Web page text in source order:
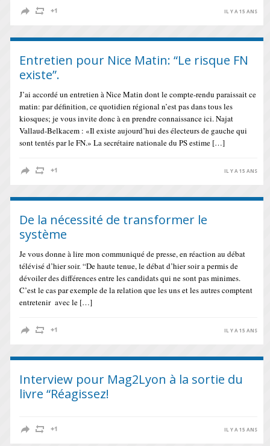
IL Y A 15 ANS
Entretien pour Nice Matin: “Le risque FN
existe”.
J’ai accordé un entretien à Nice Matin dont le compte-rendu paraissait ce
matin: par définition, ce quotidien régional n’est pas dans tous les
kiosques; je vous invite donc à en prendre connaissance ici. Najat
Vallaud-Belkacem : «Il existe aujourd’hui des électeurs de gauche qui
sont tentés par le FN.» La secrétaire nationale du PS estime […]
IL Y A 15 ANS
De la nécessité de transformer le
système
Je vous donne à lire mon communiqué de presse, en réaction au débat
télévisé d’hier soir. “De haute tenue, le débat d’hier soir a permis de
dévoiler des différences entre les candidats qui ne sont pas minimes.
C’est le cas par exemple de la relation que les uns et les autres comptent
entretenir avec le […]
IL Y A 15 ANS
Interview pour Mag2Lyon à la sortie du
livre “Réagissez!
IL Y A 15 ANS